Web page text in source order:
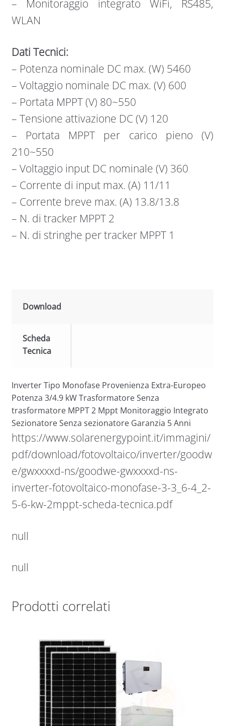
– Monitoraggio integrato WiFi, RS485,
WLAN
Dati Tecnici:
– Potenza nominale DC max. (W) 5460
– Voltaggio nominale DC max. (V) 600
– Portata MPPT (V) 80~550
– Tensione attivazione DC (V) 120
– Portata MPPT per carico pieno (V)
210~550
– Voltaggio input DC nominale (V) 360
– Corrente di input max. (A) 11/11
– Corrente breve max. (A) 13.8/13.8
– N. di tracker MPPT 2
– N. di stringhe per tracker MPPT 1
Download
Scheda
Tecnica
Inverter Tipo Monofase Provenienza Extra-Europeo
Potenza 3/4.9 kW Trasformatore Senza
trasformatore MPPT 2 Mppt Monitoraggio Integrato
Sezionatore Senza sezionatore Garanzia 5 Anni
https://www.solarenergypoint.it/immagini/
pdf/download/fotovoltaico/inverter/goodw
e/gwxxxxd-ns/goodwe-gwxxxxd-ns-
inverter-fotovoltaico-monofase-3-3_6-4_2-
5-6-kw-2mppt-scheda-tecnica.pdf
null
null
Prodotti correlati